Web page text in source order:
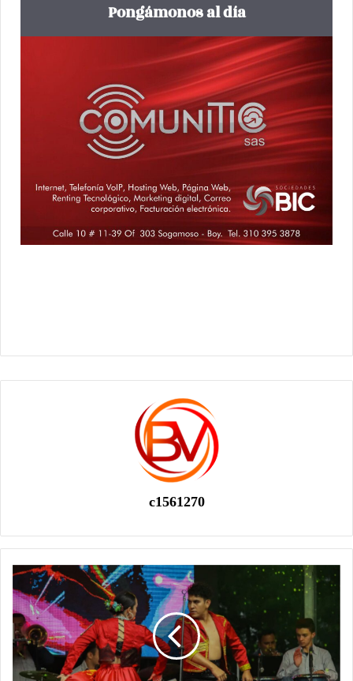
Pongámonos al día
c1561270